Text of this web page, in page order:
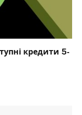
кредити 5-